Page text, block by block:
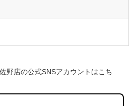
野店の公式SNSアカウントはこち